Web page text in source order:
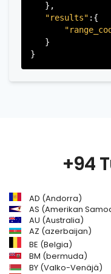
"results" :{
+94
AD (Andorra)
AS (Amerikan
AU (Australia)
AZ (azerbaijan)
BE (Belgia)
BM (bermuda)
BY (Valko-Venäjä)